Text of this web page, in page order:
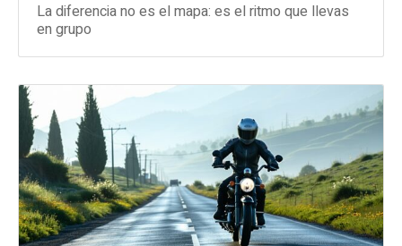
La diferencia no es el mapa: es el ritmo que llevas
en grupo